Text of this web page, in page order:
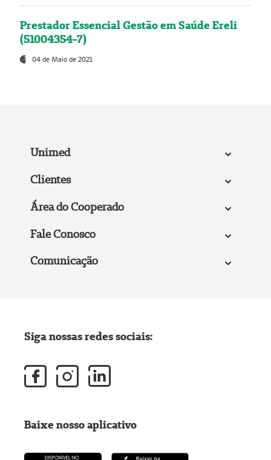
Prestador Essencial Gestão em Saúde Ereli
(51004354-7)
04 de Maio de 2021
Unimed
Clientes
Área do Cooperado
Fale Conosco
Comunicação
Siga nossas redes sociais:
Baixe nosso aplicativo